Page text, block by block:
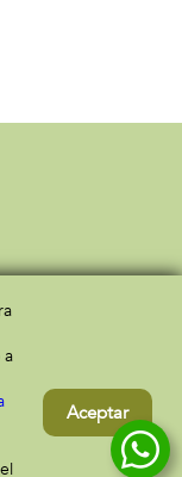
al cliente
y devolución
a
Aceptar